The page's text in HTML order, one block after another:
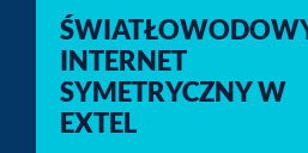
INTERNET
SYMETRYCZNY W
EXTEL